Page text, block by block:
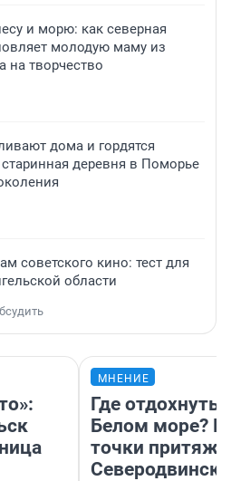
и морю: как северная
молодую маму из
на творчество
дома и гордятся
деревня в Поморье
советского кино: тест для
области
МНЕНИЕ
Где отдохнуть
Белом море?
точки
Северодвинске